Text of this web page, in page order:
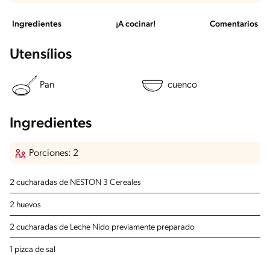
Ingredientes ¡A cocinar! Comentarios
Utensílios
Pan cuenco
Ingredientes
Porciones: 2
2 cucharadas de NESTON 3 Cereales
2 huevos
2 cucharadas de Leche Nido previamente preparado
1 pizca de sal